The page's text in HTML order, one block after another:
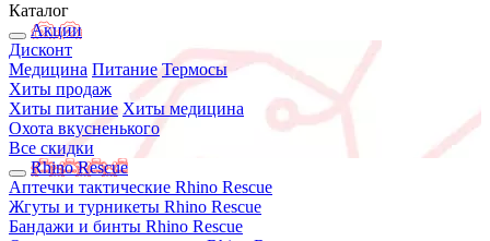
Каталог
Акции
Дисконт
Медицина Питание Термосы
Хиты продаж
Хиты питание Хиты медицина
Охота вкусненького
Все скидки
Rhino Rescue
Аптечки тактические Rhino Rescue
Жгуты и турникеты Rhino Rescue
Бандажи и бинты Rhino Rescue